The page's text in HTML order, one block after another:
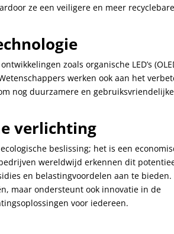
ze een veiligere en meer recyclebare
zoals organische LED’s
werken ook aan het
nog duurzamere en
verlichting
beslissing; het is een
wereldwijd erkennen dit
en belastingvoordelen aan te bieden.
maar ondersteunt ook innovatie in de
voor iedereen.